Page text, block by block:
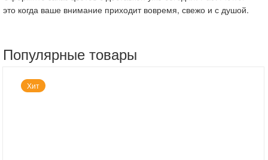
это когда ваше внимание приходит вовремя, свежо и с душой.
Популярные товары
Хит